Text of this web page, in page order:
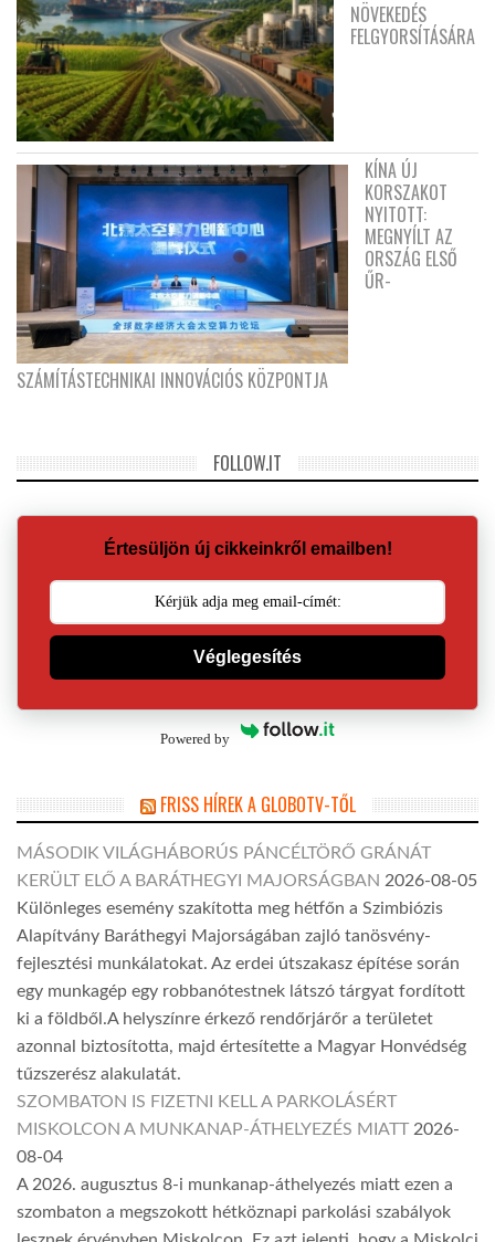
NÖVEKEDÉS
FELGYORSÍTÁSÁRA
KÍNA ÚJ
KORSZAKOT
NYITOTT:
MEGNYÍLT AZ
ORSZÁG ELSŐ
ŰR-
SZÁMÍTÁSTECHNIKAI INNOVÁCIÓS KÖZPONTJA
FOLLOW.IT
Értesüljön új cikkeinkről emailben!
Véglegesítés
Powered by
FRISS HÍREK A GLOBOTV-TŐL
MÁSODIK VILÁGHÁBORÚS PÁNCÉLTÖRŐ GRÁNÁT
KERÜLT ELŐ A BARÁTHEGYI MAJORSÁGBAN 2026-08-05
Különleges esemény szakította meg hétfőn a Szimbiózis
Alapítvány Baráthegyi Majorságában zajló tanösvény-
fejlesztési munkálatokat. Az erdei útszakasz építése során
egy munkagép egy robbanótestnek látszó tárgyat fordított
ki a földből.A helyszínre érkező rendőrjárőr a területet
azonnal biztosította, majd értesítette a Magyar Honvédség
tűzszerész alakulatát.
SZOMBATON IS FIZETNI KELL A PARKOLÁSÉRT
MISKOLCON A MUNKANAP-ÁTHELYEZÉS MIATT 2026-
08-04
A 2026. augusztus 8-i munkanap-áthelyezés miatt ezen a
szombaton a megszokott hétköznapi parkolási szabályok